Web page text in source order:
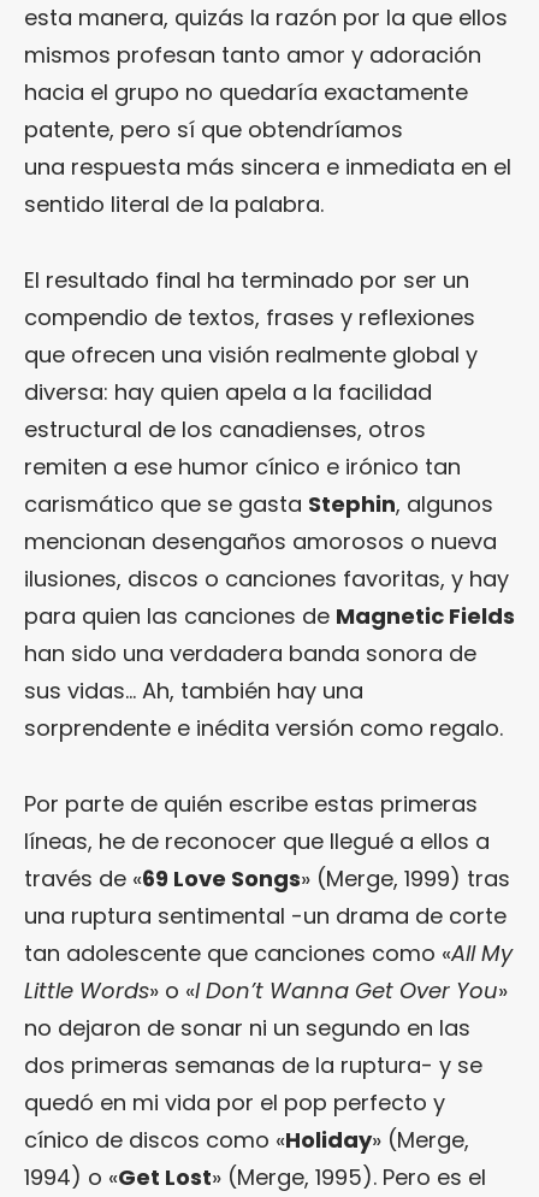
esta manera, quizás la razón por la que ellos
mismos profesan tanto amor y adoración
hacia el grupo no quedaría exactamente
patente, pero sí que obtendríamos
una respuesta más sincera e inmediata en el
sentido literal de la palabra.
El resultado final ha terminado por ser un
compendio de textos, frases y reflexiones
que ofrecen una visión realmente global y
diversa: hay quien apela a la facilidad
estructural de los canadienses, otros
remiten a ese humor cínico e irónico tan
carismático que se gasta Stephin, algunos
mencionan desengaños amorosos o nueva
ilusiones, discos o canciones favoritas, y hay
para quien las canciones de Magnetic Fields
han sido una verdadera banda sonora de
sus vidas… Ah, también hay una
sorprendente e inédita versión como regalo.
Por parte de quién escribe estas primeras
líneas, he de reconocer que llegué a ellos a
través de «69 Love Songs» (Merge, 1999) tras
una ruptura sentimental -un drama de corte
tan adolescente que canciones como «All My
Little Words» o «I Don’t Wanna Get Over You»
no dejaron de sonar ni un segundo en las
dos primeras semanas de la ruptura- y se
quedó en mi vida por el pop perfecto y
cínico de discos como «Holiday» (Merge,
1994) o «Get Lost» (Merge, 1995). Pero es el